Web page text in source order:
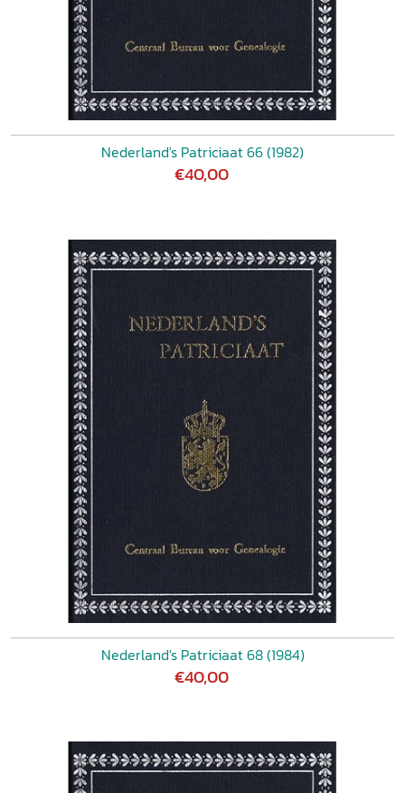
Nederland's Patriciaat 66 (1982)
€40,00
Nederland's Patriciaat 68 (1984)
€40,00